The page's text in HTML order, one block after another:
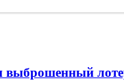
выброшенный